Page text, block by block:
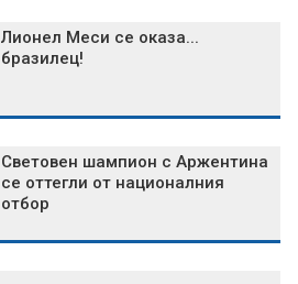
Лионел Меси се оказа...
бразилец!
Световен шампион с Аржентина
се оттегли от националния
отбор